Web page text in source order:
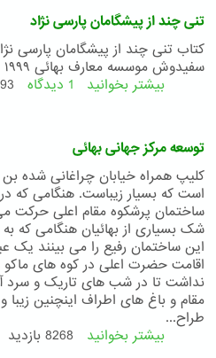
تاریخ
جامعه
بهائی
ایران
-
محمد
رضا
شاه
تنی چند از پیشگامان پارسی نژاد
کتاب تنی چند از پیشگامان پارسی
سفیدوش موسسه معارف بهائی ۱۹۹۹ میلادی
بیشتر بخوانید درباره
از
پیشگامان
پارسی
نژاد
1 دیدگاه
توسعه مرکز جهانی بهائی
کلیپ همراه خیابان چراغانی شده
است که بسیار زیباست. هنگامی که
ساختمان پرشکوه مقام اعلی
شک بسیاری از بهائیان هنگامی که به
این ساختمان رفیع را می بینند یک
اقامت حضرت اعلی در کوه های
نداشت تا در شب های تاریک و سرد
مقام و باغ های اطراف اینچنین زیبا
طراح...
بیشتر بخوانید درباره
8268 بازدید